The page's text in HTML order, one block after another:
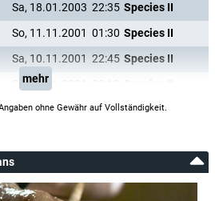
Sa, 18.01.2003 22:35 Species II
So, 11.11.2001 01:30 Species II
Sa, 10.11.2001 22:45 Species II
Sa, 10.11.2001
mehr
ohne Gewähr auf Vollständigkeit.